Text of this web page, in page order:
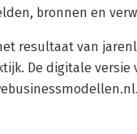
bronnen en
resultaat van
De digitale